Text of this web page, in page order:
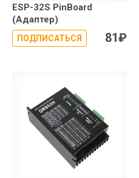
ESP-32S PinBoard
(Адаптер)
ПОДПИСАТЬСЯ 81₽